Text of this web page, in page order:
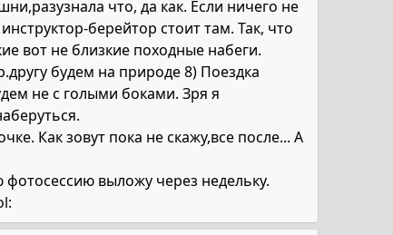
что, да как. Если ничего не
берейтор стоит там. Так, что
вот не близкие походные набеги.
будем на природе 8) Поездка
не с голыми боками. Зря я
Как зовут пока не скажу,все после... А
выложу через недельку.